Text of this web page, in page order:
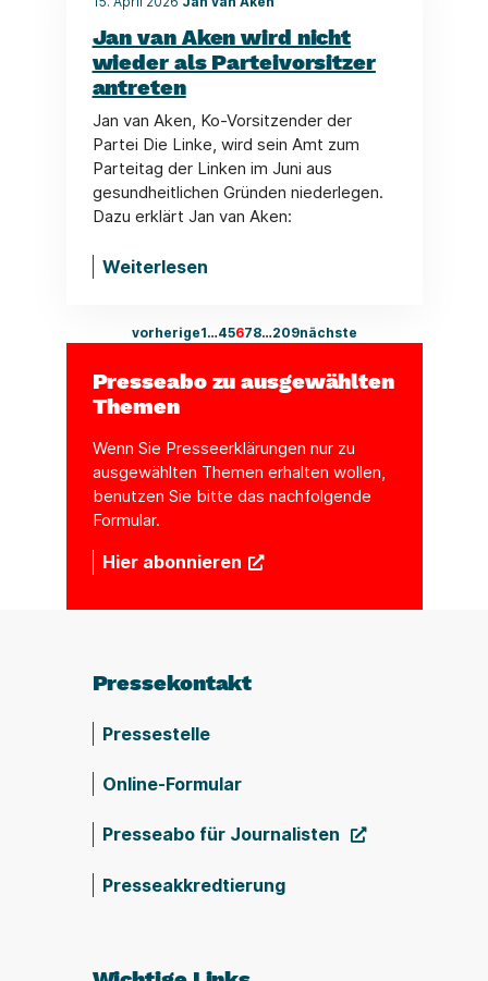
Jan van Aken wird nicht
wieder als Parteivorsitzer
antreten
Jan van Aken, Ko-Vorsitzender der
Partei Die Linke, wird sein Amt zum
Parteitag der Linken im Juni aus
gesundheitlichen Gründen niederlegen.
Dazu erklärt Jan van Aken:
Weiterlesen
vorherige1…45678…209nächste
Presseabo zu ausgewählten
Themen
Wenn Sie Presseerklärungen nur zu
ausgewählten Themen erhalten wollen,
benutzen Sie bitte das nachfolgende
Formular.
Hier abonnieren
Pressekontakt
Pressestelle
Online-Formular
Presseabo für Journalisten
Presseakkredtierung